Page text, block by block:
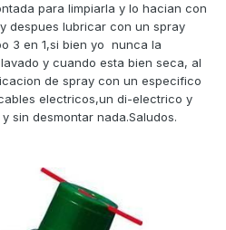
para limpiarla y lo hacian con
despues lubricar con un spray
3 en 1,si bien yo nunca la
y cuando esta bien seca, al
de spray con un especifico
electricos,un di-electrico y
sin desmontar nada.Saludos.